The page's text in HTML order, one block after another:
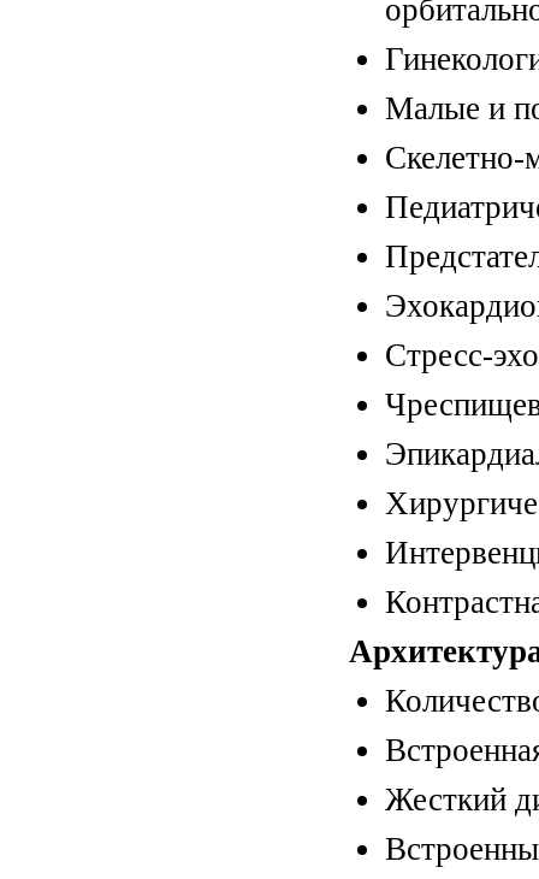
Малые и
Скелетно-
Стресс-
Жесткий